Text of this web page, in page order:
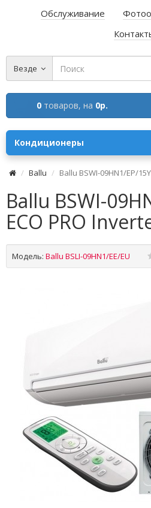
Обслуживание
Везде
0 товаров, на 0р.
Кондиционеры
Ballu Ballu BSWI-09HN1/EP/
Ballu BSWI-
ECO PRO
Модель: Ballu BSLI-09HN1/EE/EU